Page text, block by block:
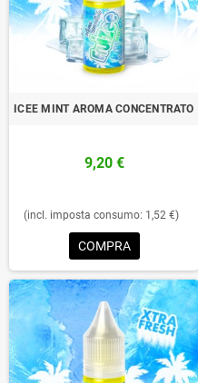
ICEE MINT AROMA CONCENTRATO
9,20 €
(incl. imposta consumo: 1,52 €)
COMPRA